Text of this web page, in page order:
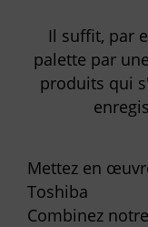
Il suffit, par
palette par
produits qui
Mettez en
Toshiba
Combinez